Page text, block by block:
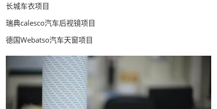
长城车衣项目
瑞典calesco汽车后视镜项目
德国Webatso汽车天窗项目